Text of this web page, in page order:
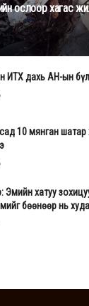
ослоор хагас
ИТХ дахь АН-ын
10 мянган шатар
Эмийн хатуу
бөөнөөр нь